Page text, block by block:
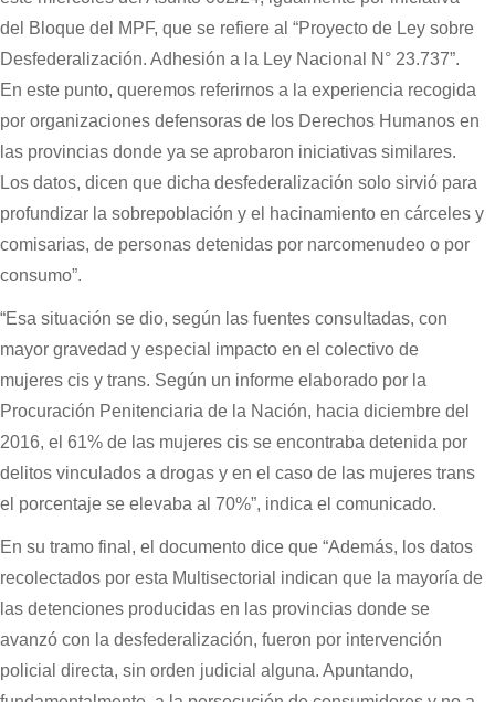
del Bloque del MPF, que se refiere al “Proyecto de Ley sobre
Desfederalización. Adhesión a la Ley Nacional N° 23.737”.
En este punto, queremos referirnos a la experiencia recogida
por organizaciones defensoras de los Derechos Humanos en
las provincias donde ya se aprobaron iniciativas similares.
Los datos, dicen que dicha desfederalización solo sirvió para
profundizar la sobrepoblación y el hacinamiento en cárceles y
comisarias, de personas detenidas por narcomenudeo o por
consumo”.
“Esa situación se dio, según las fuentes consultadas, con
mayor gravedad y especial impacto en el colectivo de
mujeres cis y trans. Según un informe elaborado por la
Procuración Penitenciaria de la Nación, hacia diciembre del
2016, el 61% de las mujeres cis se encontraba detenida por
delitos vinculados a drogas y en el caso de las mujeres trans
el porcentaje se elevaba al 70%”, indica el comunicado.
En su tramo final, el documento dice que “Además, los datos
recolectados por esta Multisectorial indican que la mayoría de
las detenciones producidas en las provincias donde se
avanzó con la desfederalización, fueron por intervención
policial directa, sin orden judicial alguna. Apuntando,